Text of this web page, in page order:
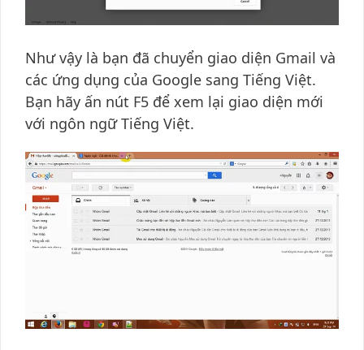
Như vậy là bạn đã chuyển giao diện Gmail và
các ứng dụng của Google sang Tiếng Việt.
Bạn hãy ấn nút F5 để xem lại giao diện mới
với ngôn ngữ Tiếng Việt.